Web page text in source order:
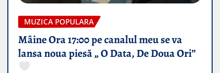
MUZICA POPULARA
Mâine Ora 17:00 pe canalul meu se va
lansa noua piesă „ O Data, De Doua Ori”